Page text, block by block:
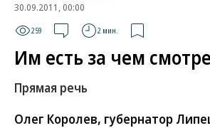
30.09.2011, 00:00
259 2 мин.
Им есть за чем
Прямая речь
Олег Королев, губернатор